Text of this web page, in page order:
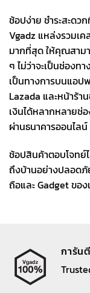
ช้อปง่าย ชำระสะดว
Vgadz แหล่งรวมเ
มากที่สุด ให้คุณสาม
ๆ ไม่ว่าจะเป็นช่องท
เป็นทางการบนแอป
Lazada และหน้าร้า
เงินได้หลากหลายช่อ
ผ่านธนาคารออนไล
ช้อปสินค้าตอบโจทย์
ถึงบ้านอย่างปลอดภั
ถือและ Gadget ขอ
การัน